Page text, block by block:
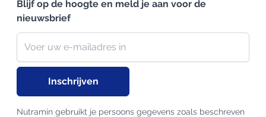
Blijf op de hoogte en meld je aan voor de
nieuwsbrief
Nieuwsbrief
E-mailadres
Inschrijven
Nutramin gebruikt je persoons gegevens zoals beschreven